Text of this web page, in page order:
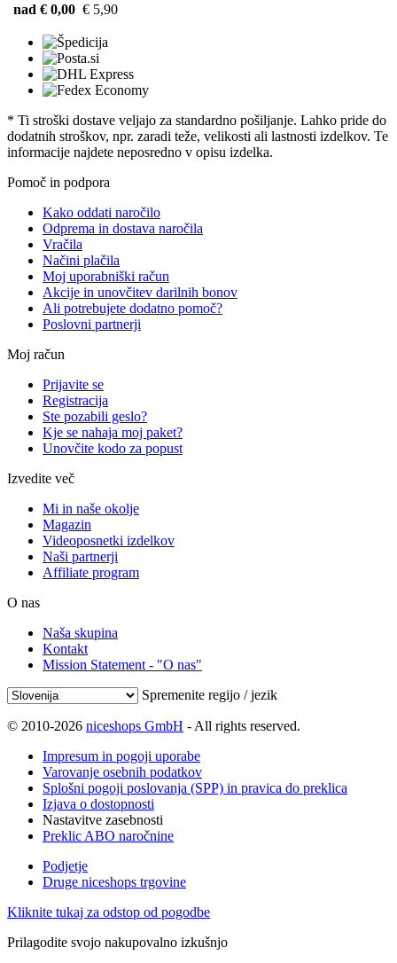
nad € 0,00 € 5,90
* Ti stroški dostave veljajo za standardno pošiljanje. Lahko pride do
dodatnih stroškov, npr. zaradi teže, velikosti ali lastnosti izdelkov. Te
informacije najdete neposredno v opisu izdelka.
Pomoč in podpora
Kako oddati naročilo
Odprema in dostava naročila
Vračila
Načini plačila
Moj uporabniški račun
Akcije in unovčitev darilnih bonov
Ali potrebujete dodatno pomoč?
Poslovni partnerji
Moj račun
Prijavite se
Registracija
Ste pozabili geslo?
Kje se nahaja moj paket?
Unovčite kodo za popust
Izvedite več
Mi in naše okolje
Magazin
Videoposnetki izdelkov
Naši partnerji
Affiliate program
O nas
Naša skupina
Kontakt
Mission Statement - "O nas"
Spremenite regijo / jezik
© 2010-2026 niceshops GmbH - All rights reserved.
Impresum in pogoji uporabe
Varovanje osebnih podatkov
Splošni pogoji poslovanja (SPP) in pravica do preklica
Izjava o dostopnosti
Nastavitve zasebnosti
Preklic ABO naročnine
Podjetje
Druge niceshops trgovine
Kliknite tukaj za odstop od pogodbe
Prilagodite svojo nakupovalno izkušnjo